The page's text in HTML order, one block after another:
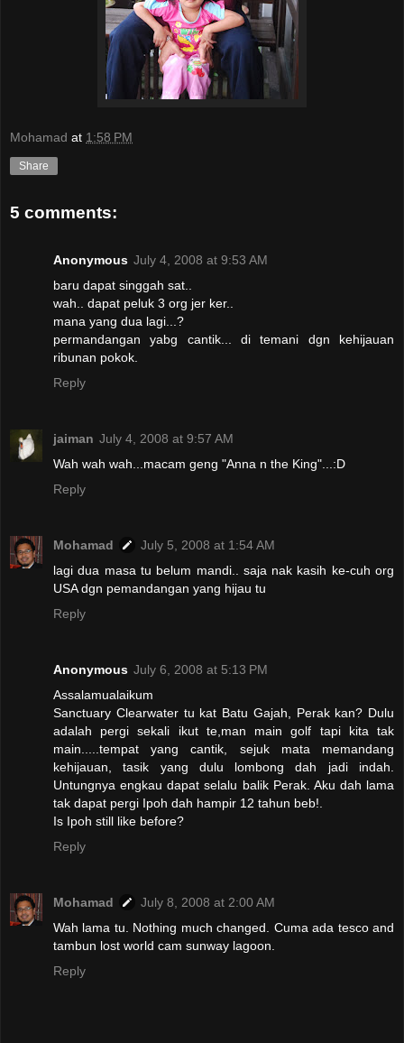
Mohamad at 1:58 PM
Share
5 comments:
Anonymous July 4, 2008 at 9:53 AM
baru dapat singgah sat..
wah.. dapat peluk 3 org jer ker..
mana yang dua lagi...?
permandangan yabg cantik... di temani dgn kehijauan
ribunan pokok.
Reply
jaiman July 4, 2008 at 9:57 AM
Wah wah wah...macam geng "Anna n the King"...:D
Reply
Mohamad
July 5, 2008 at 1:54 AM
lagi dua masa tu belum mandi.. saja nak kasih ke-cuh org
USA dgn pemandangan yang hijau tu
Reply
Anonymous July 6, 2008 at 5:13 PM
Assalamualaikum
Sanctuary Clearwater tu kat Batu Gajah, Perak kan? Dulu
adalah pergi sekali ikut te,man main golf tapi kita tak
main.....tempat yang cantik, sejuk mata memandang
kehijauan, tasik yang dulu lombong dah jadi indah.
Untungnya engkau dapat selalu balik Perak. Aku dah lama
tak dapat pergi Ipoh dah hampir 12 tahun beb!.
Is Ipoh still like before?
Reply
Mohamad
July 8, 2008 at 2:00 AM
Wah lama tu. Nothing much changed. Cuma ada tesco and
tambun lost world cam sunway lagoon.
Reply